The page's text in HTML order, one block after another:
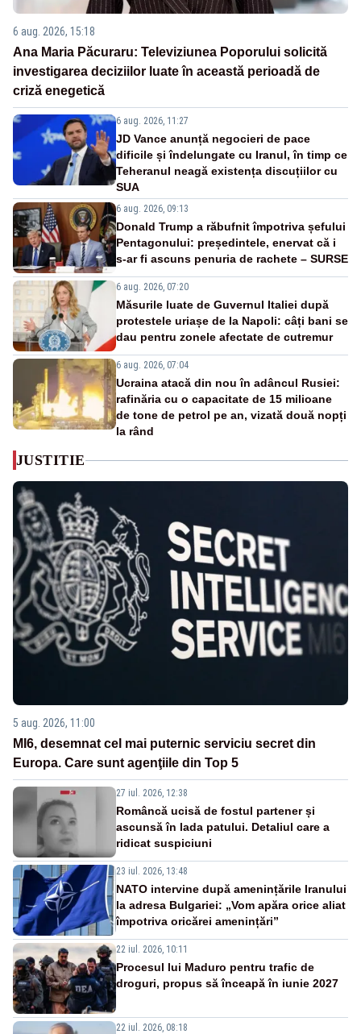
6 aug. 2026, 15:18
Ana Maria Păcuraru: Televiziunea Poporului solicită
investigarea deciziilor luate în această perioadă de
criză enegetică
6 aug. 2026, 11:27
JD Vance anunță negocieri de pace
dificile și îndelungate cu Iranul, în timp ce
Teheranul neagă existența discuțiilor cu
SUA
6 aug. 2026, 09:13
Donald Trump a răbufnit împotriva șefului
Pentagonului: președintele, enervat că i
s-ar fi ascuns penuria de rachete – SURSE
6 aug. 2026, 07:20
Măsurile luate de Guvernul Italiei după
protestele uriașe de la Napoli: câți bani se
dau pentru zonele afectate de cutremur
6 aug. 2026, 07:04
Ucraina atacă din nou în adâncul Rusiei:
rafinăria cu o capacitate de 15 milioane
de tone de petrol pe an, vizată două nopți
la rând
JUSTITIE
5 aug. 2026, 11:00
MI6, desemnat cel mai puternic serviciu secret din
Europa. Care sunt agenţiile din Top 5
27 iul. 2026, 12:38
Româncă ucisă de fostul partener și
ascunsă în lada patului. Detaliul care a
ridicat suspiciuni
23 iul. 2026, 13:48
NATO intervine după amenințările Iranului
la adresa Bulgariei: „Vom apăra orice aliat
împotriva oricărei amenințări”
22 iul. 2026, 10:11
Procesul lui Maduro pentru trafic de
droguri, propus să înceapă în iunie 2027
22 iul. 2026, 08:18